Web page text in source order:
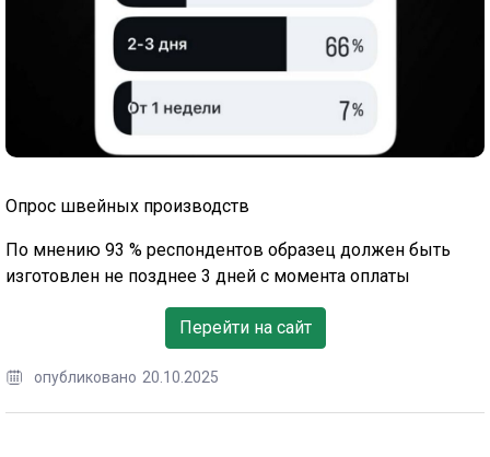
Опрос швейных производств
По мнению 93 % респондентов образец должен быть
изготовлен не позднее 3 дней с момента оплаты
Перейти на сайт
опубликовано 20.10.2025